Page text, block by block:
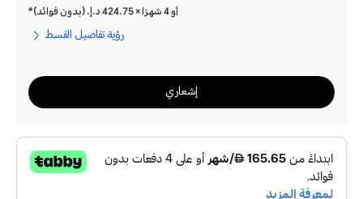
أو 4 شهرًا × 424.75 د.إ.‏‏ (بدون فوائد)*
رؤية تفاصيل القسط
إشعاري